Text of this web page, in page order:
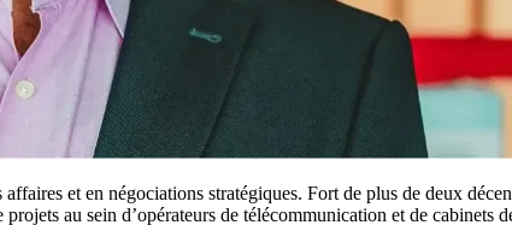
et en négociations stratégiques. Fort de plus de deux
au sein d’opérateurs de télécommunication et de cabinets